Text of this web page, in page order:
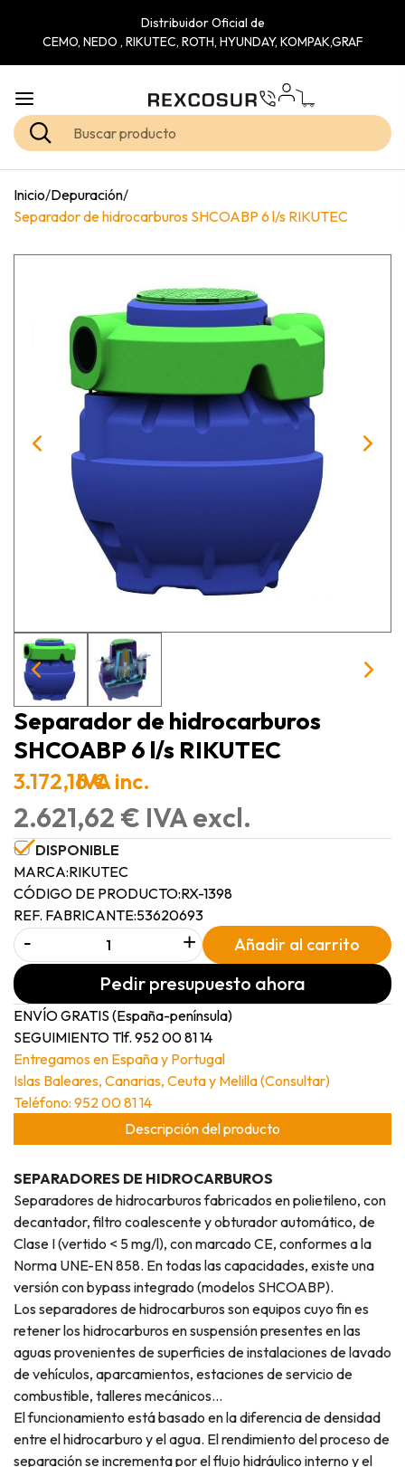
Distribuidor Oficial de
CEMO, NEDO , RIKUTEC, ROTH, HYUNDAY, KOMPAK,GRAF
Inicio/Depuración/
Separador de hidrocarburos SHCOABP 6 l/s RIKUTEC
Separador de hidrocarburos
SHCOABP 6 l/s RIKUTEC
3.172,16 €IVA inc.
2.621,62 € IVA excl.
DISPONIBLE
MARCA:RIKUTEC
CÓDIGO DE PRODUCTO:RX-1398
REF. FABRICANTE:53620693
- + Añadir al carrito
Pedir presupuesto ahora
ENVÍO GRATIS (España-península)
SEGUIMIENTO Tlf. 952 00 81 14
Entregamos en España y Portugal
Islas Baleares, Canarias, Ceuta y Melilla (Consultar)
Teléfono: 952 00 81 14
Descripción del producto
SEPARADORES DE HIDROCARBUROS
Separadores de hidrocarburos fabricados en polietileno, con
decantador, filtro coalescente y obturador automático, de
Clase I (vertido < 5 mg/l), con marcado CE, conformes a la
Norma UNE-EN 858. En todas las capacidades, existe una
versión con bypass integrado (modelos SHCOABP).
Los separadores de hidrocarburos son equipos cuyo fin es
retener los hidrocarburos en suspensión presentes en las
aguas provenientes de superficies de instalaciones de lavado
de vehículos, aparcamientos, estaciones de servicio de
combustible, talleres mecánicos...
El funcionamiento está basado en la diferencia de densidad
entre el hidrocarburo y el agua. El rendimiento del proceso de
separación se incrementa por el flujo hidráulico interno y el